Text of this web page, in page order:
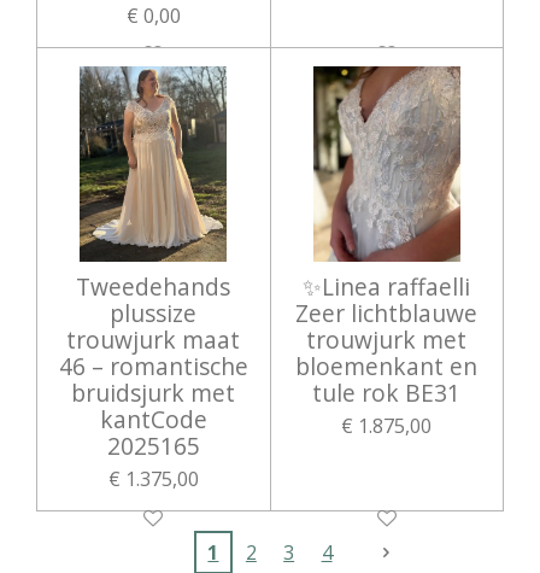
€ 0,00
Tweedehands
plussize
trouwjurk maat
46 – romantische
bruidsjurk met
kantCode
2025165
€ 1.375,00
✨Linea raffaelli
Zeer lichtblauwe
trouwjurk met
bloemenkant en
tule rok BE31
€ 1.875,00
1 2 3 4